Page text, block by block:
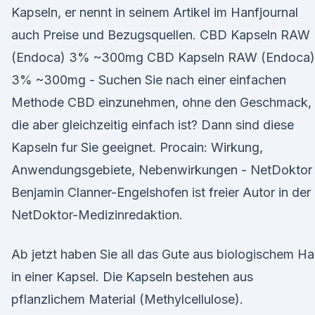
Kapseln, er nennt in seinem Artikel im Hanfjournal
auch Preise und Bezugsquellen. CBD Kapseln RAW
(Endoca) 3% ~300mg CBD Kapseln RAW (Endoca)
3% ~300mg - Suchen Sie nach einer einfachen
Methode CBD einzunehmen, ohne den Geschmack,
die aber gleichzeitig einfach ist? Dann sind diese
Kapseln fur Sie geeignet. Procain: Wirkung,
Anwendungsgebiete, Nebenwirkungen - NetDoktor
Benjamin Clanner-Engelshofen ist freier Autor in der
NetDoktor-Medizinredaktion.
Ab jetzt haben Sie all das Gute aus biologischem
in einer Kapsel. Die Kapseln bestehen aus
pflanzlichem Material (Methylcellulose).